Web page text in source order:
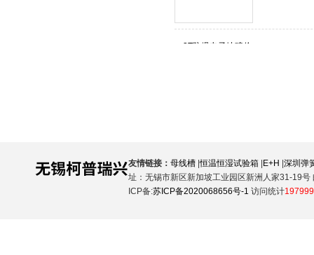
友情链接： 母线槽 |恒温恒湿试验箱 E+H 深圳弹
址：无锡市新区新加坡工业园区新洲人家31-19号
ICP备:苏ICP备2020068656号-1 访问统计197999